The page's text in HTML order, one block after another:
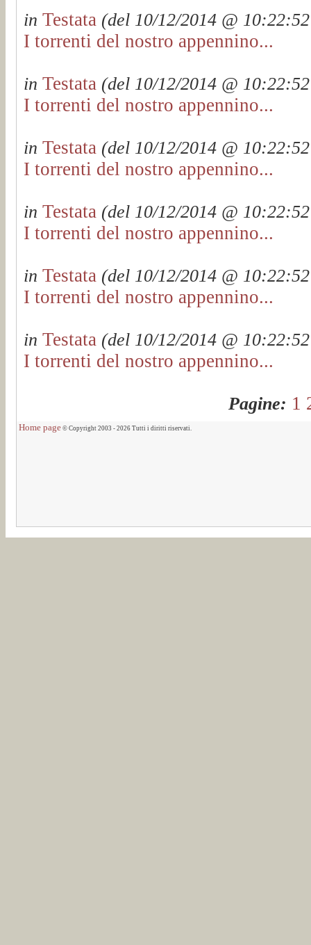
in Testata (del 10/12/2014 @
I torrenti del nostro appennino...
in Testata (del 10/12/2014 @
I torrenti del nostro appennino...
in Testata (del 10/12/2014 @
I torrenti del nostro appennino...
in Testata (del 10/12/2014 @
I torrenti del nostro appennino...
in Testata (del 10/12/2014 @
I torrenti del nostro appennino...
in Testata (del 10/12/2014 @
I torrenti del nostro appennino...
Pagine: 1
Home page © Copyright 2003 - 2026 Tutti i diritti riservati.